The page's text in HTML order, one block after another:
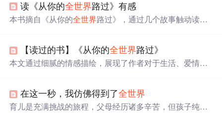
细腻的刻画和对生活的独特见解。
读《从你的全世界路过》有感
本书摘自《从你的全世界路过》，通过几个故事触动读者
现了初恋的美好与痛苦、表白的情愫、执着的情感、温暖
的记忆以及争吵后的反思。
【读过的书】《从你的全世界路过》
本文通过细腻的情感描绘，展现了作者对于生活、爱情与
在这一秒，我仿佛得到了全世界
育儿是充满挑战的旅程，父母经历诸多辛苦，但孩子纯真